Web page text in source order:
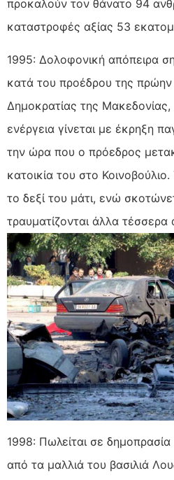
προκαλούν τον θάνατο 94
καταστροφές αξίας 53
1995: Δολοφονική απόπειρα
κατά του προέδρου της πρώην
Δημοκρατίας της
ενέργεια γίνεται με έκρηξη
την ώρα που ο πρόεδρος
κατοικία του στο Κοινοβούλιο.
το δεξί του μάτι, ενώ
τραυματίζονται άλλα τέσσερα
1998: Πωλείται σε
από τα μαλλιά του βασιλιά